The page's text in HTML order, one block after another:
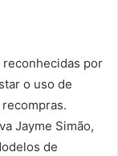
reconhecidas por
o uso de
Jayme Simão,
de